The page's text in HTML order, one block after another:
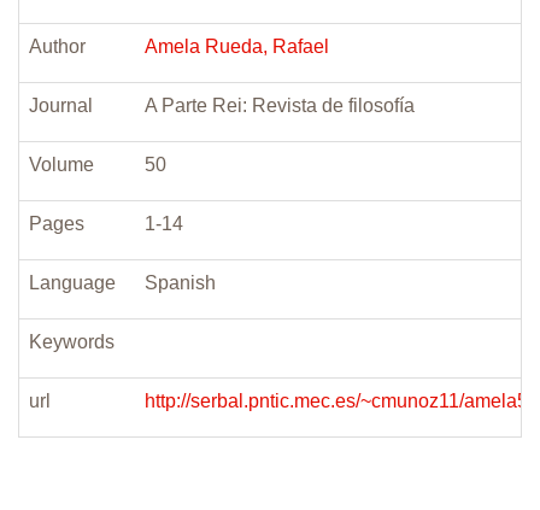
Author Amela Rueda, Rafael
Journal A Parte Rei: Revista de filosofía
Volume 50
Pages 1-14
Language Spanish
Keywords
url http://serbal.pntic.mec.es/~cmunoz11/